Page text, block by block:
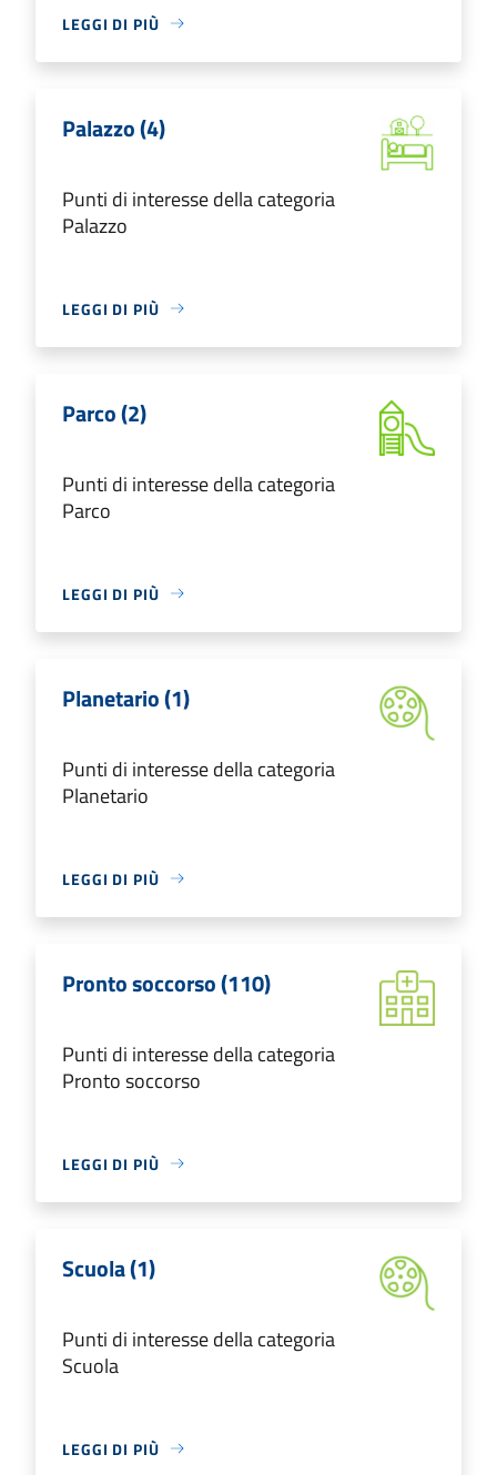
LEGGI DI PIÙ
Palazzo (4)
Punti di interesse della categoria
Palazzo
LEGGI DI PIÙ
Parco (2)
Punti di interesse della categoria
Parco
LEGGI DI PIÙ
Planetario (1)
Punti di interesse della categoria
Planetario
LEGGI DI PIÙ
Pronto soccorso (110)
Punti di interesse della categoria
Pronto soccorso
LEGGI DI PIÙ
Scuola (1)
Punti di interesse della categoria
Scuola
LEGGI DI PIÙ